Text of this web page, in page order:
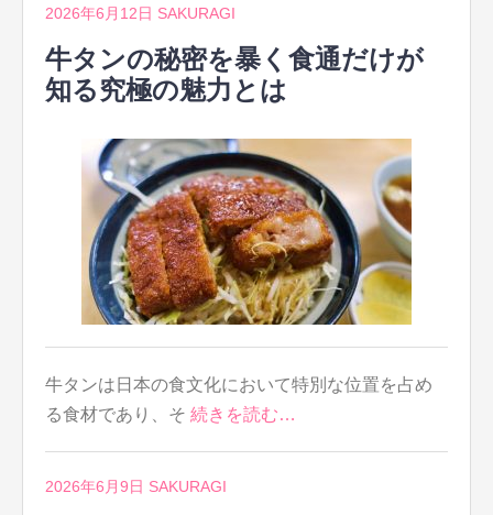
2026年6月12日 SAKURAGI
牛タンの秘密を暴く食通だけが
知る究極の魅力とは
牛タンは日本の食文化において特別な位置を占め
る食材であり、そ 続きを読む…
2026年6月9日 SAKURAGI